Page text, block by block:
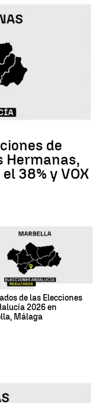
de
Hermanas,
38% y VOX
de las Elecciones
2026 en
Málaga